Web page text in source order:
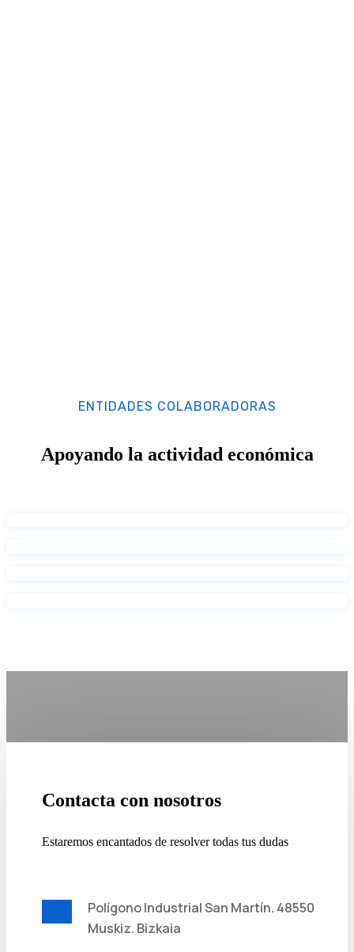
ENTIDADES COLABORADORAS
Apoyando la actividad económica
Contacta con nosotros
Estaremos encantados de resolver todas tus dudas
Polígono Industrial San Martín. 48550
Muskiz. Bizkaia